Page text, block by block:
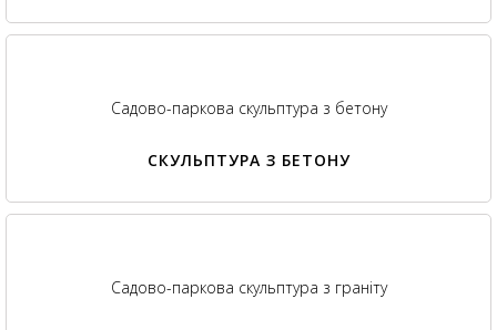
Садово-паркова скульптура з бетону
СКУЛЬПТУРА З БЕТОНУ
Садово-паркова скульптура з граніту